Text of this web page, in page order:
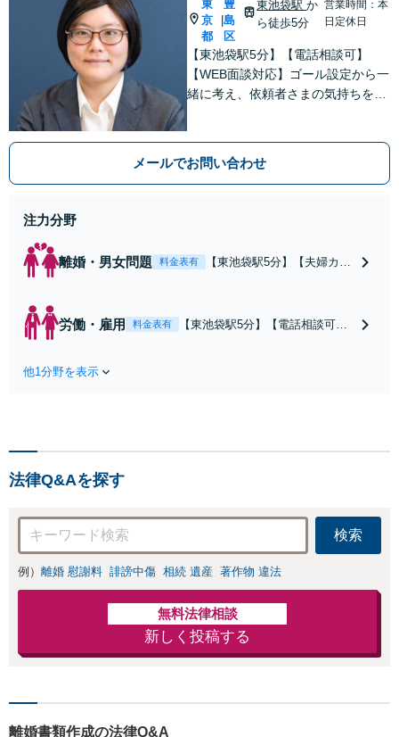
東
京
都
豊
島
区
東池袋駅か
ら徒歩5分
営業時間：本
日定休日
【東池袋駅5分】【電話相談可】
【WEB面談対応】ゴール設定から一
緒に考え、依頼者さまの気持ちを大
メールでお問い合わせ
注力分野
離婚・男女問題 料金表有
【東池袋駅5分】【夫婦カウ
え、依頼者さまの気持ちを
労働・雇用 料金表有
【東池袋駅5分】【電話相談可】
契約対応】【休日・夜間相談可】
他1分野を表示
法律Q&Aを探す
検索
例） 離婚 慰謝料 誹謗中傷 相続 遺産 著作物 違法
無料法律相談
新しく投稿する
離婚書類作成の法律Q&A